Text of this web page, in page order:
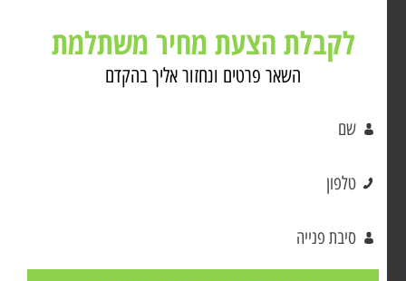
לקבלת הצעת מחיר משתלמת
השאר פרטים ונחזור אליך בהקדם